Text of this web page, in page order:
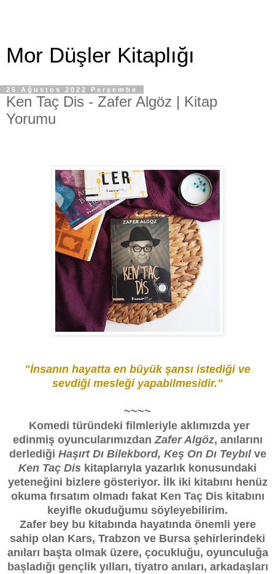
Mor Düşler Kitaplığı
25 Ağustos 2022 Perşembe
Ken Taç Dis - Zafer Algöz | Kitap
Yorumu
"İnsanın hayatta en büyük şansı istediği ve
sevdiği mesleği yapabilmesidir."
~~~~
Komedi türündeki filmleriyle aklımızda yer
edinmiş oyuncularımızdan Zafer Algöz, anılarını
derlediği Haşırt Dı Bilekbord, Keş On Dı Teybılve
Ken Taç Dis kitaplarıyla yazarlık konusundaki
yeteneğini bizlere gösteriyor. İlk iki kitabını henüz
okuma fırsatım olmadı fakat Ken Taç Dis kitabını
keyifle okuduğumu söyleyebilirim.
Zafer bey bu kitabında hayatında önemli yere
sahip olan Kars, Trabzon ve Bursa şehirlerindeki
anıları başta olmak üzere, çocukluğu, oyunculuğa
başladığı gençlik yılları, tiyatro anıları, arkadaşları